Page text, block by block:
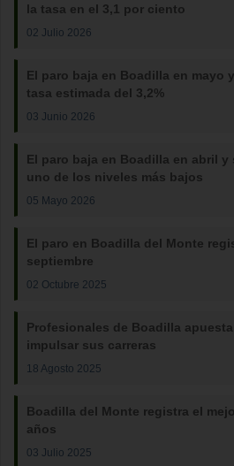
la tasa en el 3,1 por ciento
02 Julio 2026
El paro baja en Boadilla en mayo
tasa estimada del 3,2%
03 Junio 2026
El paro baja en Boadilla en abril y
uno de los niveles más bajos
05 Mayo 2026
El paro en Boadilla del Monte
septiembre
02 Octubre 2025
Profesionales de Boadilla
impulsar sus carreras
18 Agosto 2025
Boadilla del Monte registra el
años
03 Julio 2025